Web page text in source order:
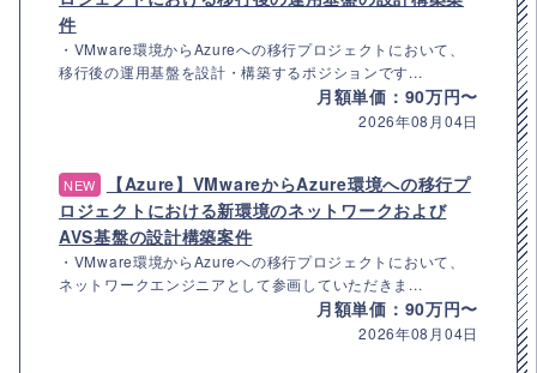
件
・VMware環境からAzureへの移行プロジェクトにおいて、
移行後の運用基盤を設計・構築するポジションです...
月額単価：90万円〜
2026年08月04日
NEW
【Azure】VMwareからAzure環境への移行プ
ロジェクトにおける新環境のネットワークおよび
AVS基盤の設計構築案件
・VMware環境からAzureへの移行プロジェクトにおいて、
ネットワークエンジニアとして参画していただきま...
月額単価：90万円〜
2026年08月04日